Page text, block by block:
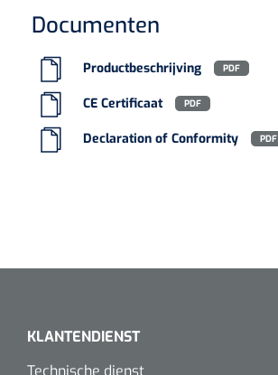
Doucherolstoelen
Diversen badkamerhulpmiddelen
Wandbeugels
Deb Stoko
Documenten
Productbeschrijving PDF
CE Certificaat PDF
Declaration of Conformity PDF
KLANTENDIENST
Technische dienst